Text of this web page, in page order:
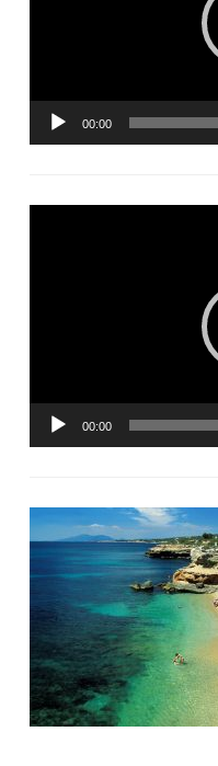
00:00
00:00